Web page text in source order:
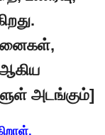
ஆகிய
அடங்கும்]